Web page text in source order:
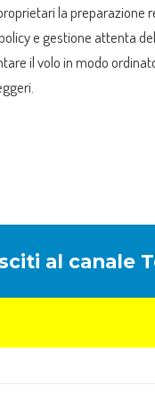
la preparazione
e gestione attenta
il volo in modo
al canale